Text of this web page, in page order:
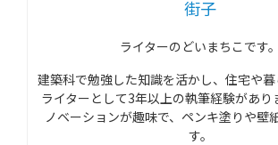
街子
ライターのどいまちこです。
建築科で勉強した知識を活かし、住宅や
ライターとして3年以上の執筆経験があり
ノベーションが趣味で、ペンキ塗りや壁
す。